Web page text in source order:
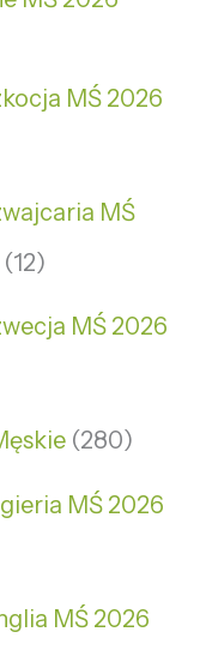
MŚ 2026
MŚ
12
MŚ 2026
280
MŚ 2026
MŚ 2026